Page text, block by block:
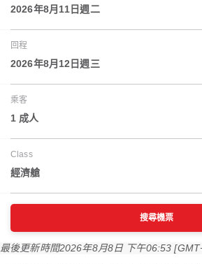
2026年8月11日週二
回程
2026年8月12日週三
乘客
1 成人
Class
經濟艙
搜尋機票
最後更新時間2026年8月8日 下午06:53